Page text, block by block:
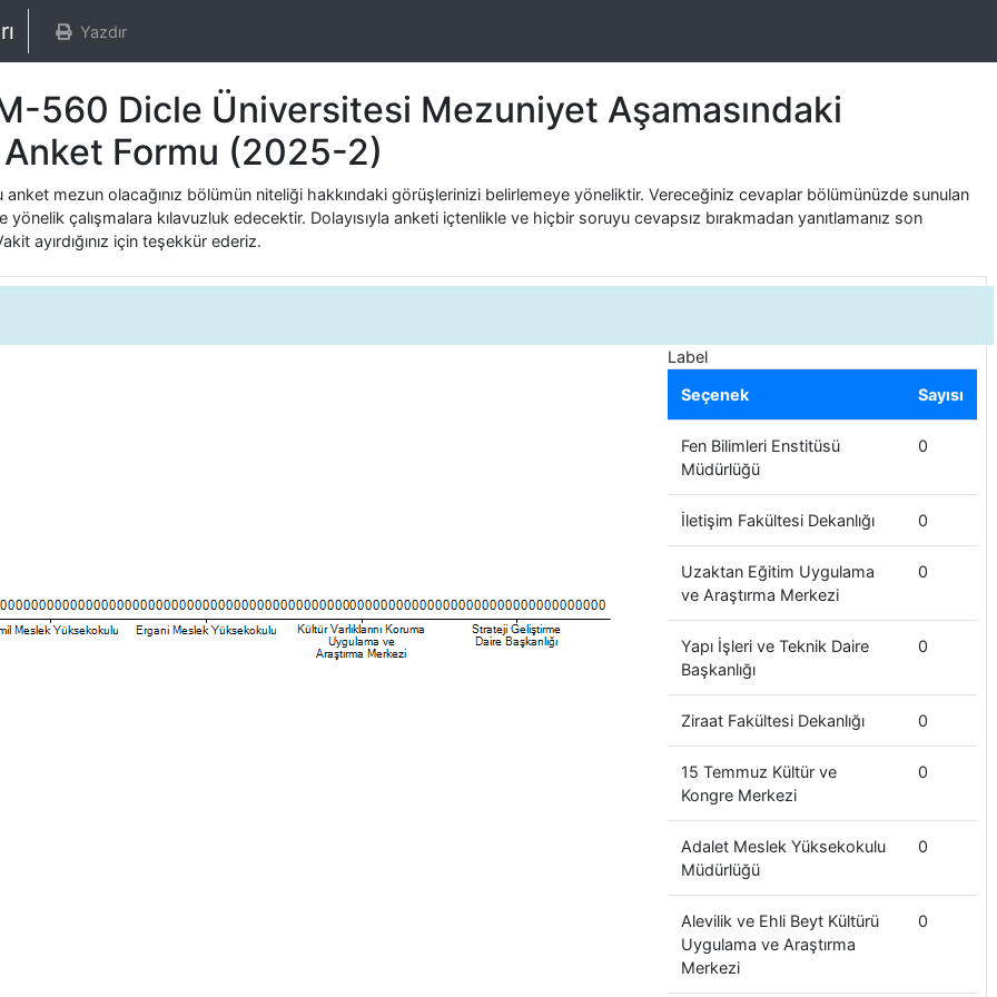
Yazdır
560 Dicle Üniversitesi Mezuniyet Aşamasındaki
Formu (2025-2)
anket mezun olacağınız bölümün niteliği hakkındaki görüşlerinizi belirlemeye yöneliktir. Vereceğiniz cevaplar bölümünüzde sunulan
çalışmalara kılavuzluk edecektir. Dolayısıyla anketi içtenlikle ve hiçbir soruyu cevapsız bırakmadan yanıtlamanız son
ayırdığınız için teşekkür ederiz.
Label
Seçenek
Sayısı
Fen Bilimleri Enstitüsü
Müdürlüğü
0
İletişim Fakültesi Dekanlığı 0
Uzaktan Eğitim Uygulama
ve Araştırma Merkezi
0
Yapı İşleri ve Teknik Daire
Başkanlığı
0
Ziraat Fakültesi Dekanlığı 0
15 Temmuz Kültür ve
Kongre Merkezi
0
Adalet Meslek Yüksekokulu
Müdürlüğü
0
Alevilik ve Ehli Beyt Kültürü
Uygulama ve Araştırma
Merkezi
0